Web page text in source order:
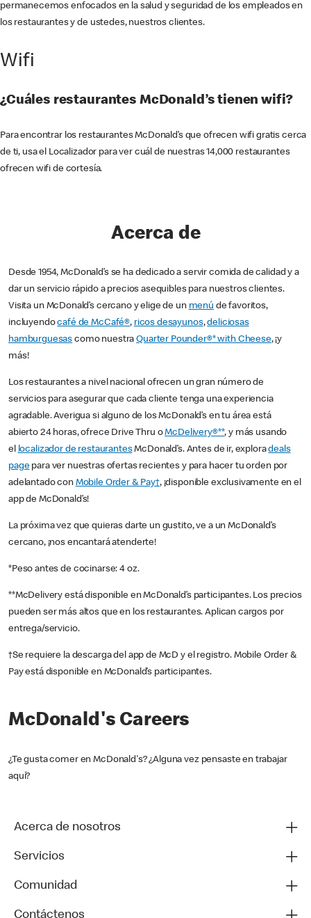
permanecemos enfocados en la salud y seguridad de los empleados en
los restaurantes y de ustedes, nuestros clientes.
Wifi
¿Cuáles restaurantes McDonald’s tienen wifi?
Para encontrar los restaurantes McDonald’s que ofrecen wifi gratis cerca
de ti, usa el Localizador para ver cuál de nuestras 14,000 restaurantes
ofrecen wifi de cortesía.
Acerca de
Desde 1954, McDonald’s se ha dedicado a servir comida de calidad y a
dar un servicio rápido a precios asequibles para nuestros clientes.
Visita un McDonald’s cercano y elige de un menú de favoritos,
incluyendocafé de McCafé®, ricos desayunos,deliciosas
hamburguesas como nuestraQuarter Pounder®* with Cheese, ¡y
más!
Los restaurantes a nivel nacional ofrecen un gran número de
servicios para asegurar que cada cliente tenga una experiencia
agradable. Averigua si alguno de los McDonald’s en tu área está
abierto 24 horas, ofrece Drive Thru oMcDelivery®**, y más usando
el localizador de restaurantesMcDonald’s. Antes de ir, exploradeals
pagepara ver nuestras ofertas recientes y para hacer tu orden por
adelantado con Mobile Order & Pay†, ¡disponible exclusivamente en el
app de McDonald’s!
La próxima vez que quieras darte un gustito, ve a un McDonald’s
cercano, ¡nos encantará atenderte!
*Peso antes de cocinarse: 4 oz.
**McDelivery está disponible en McDonald’s participantes. Los precios
pueden ser más altos que en los restaurantes. Aplican cargos por
entrega/servicio.
†Se requiere la descarga del app de McD y el registro. Mobile Order &
Pay está disponible en McDonald’s participantes.
McDonald's Careers
¿Te gusta comer en McDonald's? ¿Alguna vez pensaste en trabajar
aquí?
Acerca de nosotros
Servicios
Comunidad
Contáctenos